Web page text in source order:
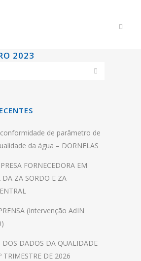
2023
de parâmetro de
da água – DORNELAS
FORNECEDORA EM
ZA SORDO E ZA
(Intervenção AdIN
DOS DADOS DA QUALIDADE
TRIMESTRE DE 2026